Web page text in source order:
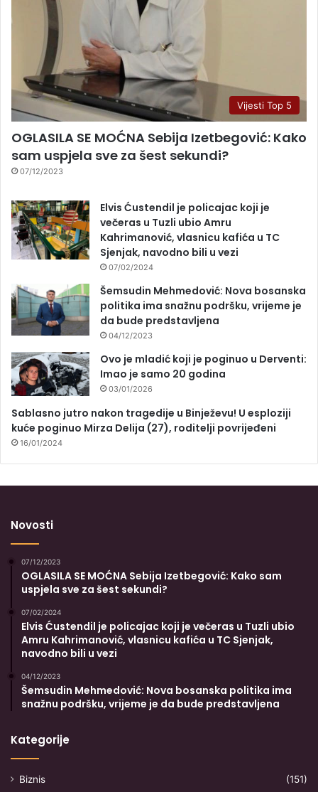
Vijesti Top 5
OGLASILA SE MOĆNA Sebija Izetbegović: Kako
sam uspjela sve za šest sekundi?
07/12/2023
Elvis Ćustendil je policajac koji je
večeras u Tuzli ubio Amru
Kahrimanović, vlasnicu kafića u TC
Sjenjak, navodno bili u vezi
07/02/2024
Šemsudin Mehmedović: Nova bosanska
politika ima snažnu podršku, vrijeme je
da bude predstavljena
04/12/2023
Ovo je mladić koji je poginuo u Derventi:
Imao je samo 20 godina
03/01/2026
Sablasno jutro nakon tragedije u Binježevu! U esploziji
kuće poginuo Mirza Delija (27), roditelji povrijeđeni
16/01/2024
Novosti
07/12/2023
OGLASILA SE MOĆNA Sebija Izetbegović: Kako sam
uspjela sve za šest sekundi?
07/02/2024
Elvis Ćustendil je policajac koji je večeras u Tuzli ubio
Amru Kahrimanović, vlasnicu kafića u TC Sjenjak,
navodno bili u vezi
04/12/2023
Šemsudin Mehmedović: Nova bosanska politika ima
snažnu podršku, vrijeme je da bude predstavljena
Kategorije
Biznis
(151)